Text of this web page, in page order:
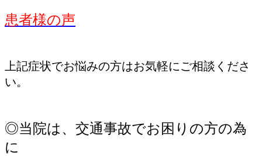
患者様の声
上記症状でお悩みの方はお気軽にご相談くださ
い。
◎当院は、交通事故でお困りの方の為
に